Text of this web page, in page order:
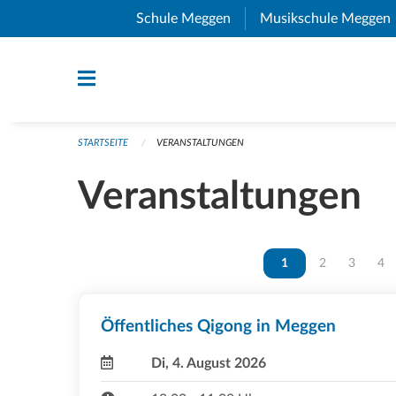
Navigation überspringen
Schule Meggen (External Link)
Musikschule Meggen
STARTSEITE VERANSTALTUNGEN
Veranstaltungen
Vous êtes sur la page
1 Vous êtes sur
2 Vous
3 4
Öffentliches Qigong in Meggen
Di, 4. August 2026